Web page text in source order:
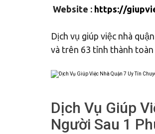
Website : https://
Dịch vụ giúp việc nhà
và trên 63 tỉnh thành toàn
Dịch Vụ Giúp
Người Sau 1